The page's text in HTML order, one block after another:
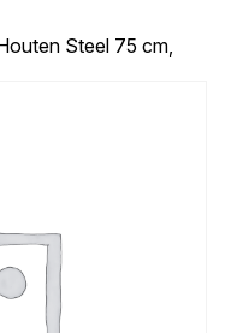
Steel 75 cm,